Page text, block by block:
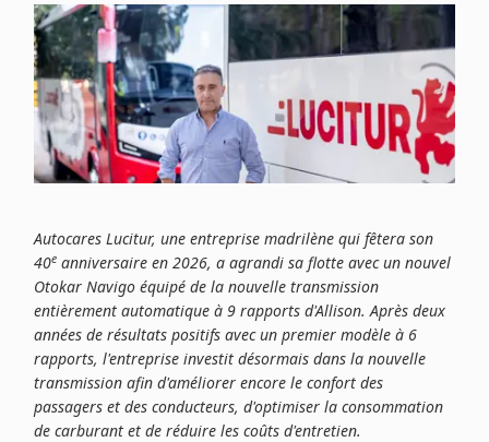
Autocares Lucitur, une entreprise madrilène qui fêtera son
40e anniversaire en 2026, a agrandi sa flotte avec un nouvel
Otokar Navigo équipé de la nouvelle transmission
entièrement automatique à 9 rapports d'Allison. Après deux
années de résultats positifs avec un premier modèle à 6
rapports, l'entreprise investit désormais dans la nouvelle
transmission afin d'améliorer encore le confort des
passagers et des conducteurs, d'optimiser la consommation
de carburant et de réduire les coûts d'entretien.